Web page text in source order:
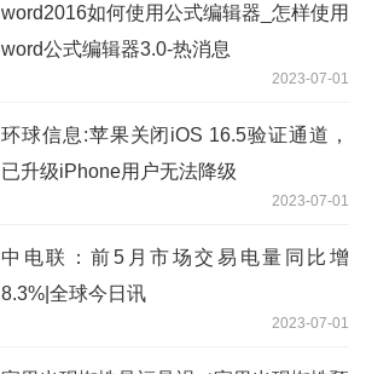
word2016如何使用公式编辑器_怎样使用
word公式编辑器3.0-热消息
2023-07-01
环球信息:苹果关闭iOS 16.5验证通道，
已升级iPhone用户无法降级
2023-07-01
中电联：前5月市场交易电量同比增
8.3%|全球今日讯
2023-07-01